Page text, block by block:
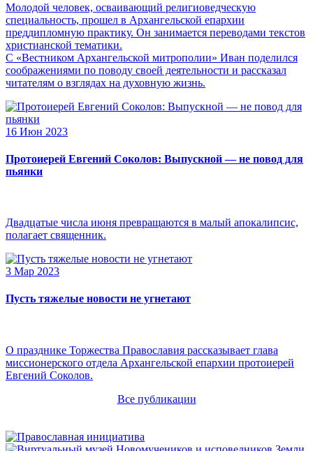
Молодой человек, осваивающий религиоведческую
специальность, прошел в Архангельской епархии
преддипломную практику. Он занимается переводами текстов
христианской тематики.
С «Вестником Архангельской митрополии» Иван поделился
соображениями по поводу своей деятельности и рассказал
читателям о взглядах на духовную жизнь.
16 Июн 2023
Протоиерей Евгений Соколов: Выпускной — не повод для
пьянки
Двадцатые числа июня превращаются в малый апокалипсис,
полагает священник.
3 Мар 2023
Пусть тяжелые новости не угнетают
О празднике Торжества Православия рассказывает глава
миссионерского отдела Архангельской епархии протоиерей
Евгений Соколов.
Все публикации